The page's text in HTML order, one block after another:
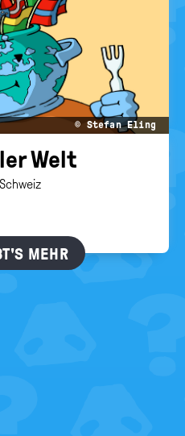
© Stefan Eling
Welt
MEHR